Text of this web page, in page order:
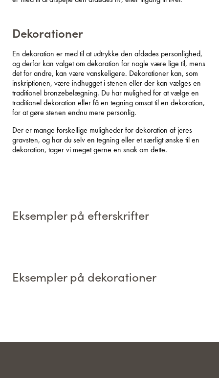
Dekorationer
En dekoration er med til at udtrykke den afdødes personlighed,
og derfor kan valget om dekoration for nogle være lige til, mens
det for andre, kan være vanskeligere. Dekorationer kan, som
inskriptionen, være indhugget i stenen eller der kan vælges en
traditionel bronzebelægning. Du har mulighed for at vælge en
traditionel dekoration eller få en tegning omsat til en dekoration,
for at gøre stenen endnu mere personlig.
Der er mange forskellige muligheder for dekoration af jeres
gravsten, og har du selv en tegning eller et særligt ønske til en
dekoration, tager vi meget gerne en snak om dette.
Eksempler på efterskrifter
Eksempler på dekorationer